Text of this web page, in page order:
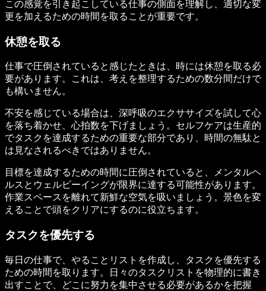
この感覚を引き起こしている仕事の側面を理解し、適切な変
更を加えるための時間を取ることが重要です。
休憩を取る
仕事で圧倒されていると感じたときは、時には休憩を取る必
要があります。これは、考えを整理するための数分間だけで
も構いません。
不安を感じている場合は、深呼吸のエクササイズを試して心
を落ち着かせ、心拍数を下げましょう。セルフケアは生産的
でタスクを達成するための重要な部分であり、時間の無駄と
は見なされるべきではありません。
目標を達成するための時間に圧倒されていると、メンタルヘ
ルスとウェルビーイングが限界に達する可能性があります。
作業スペースを離れて新鮮な空気を吸いましょう。景色を変
えることで頭をクリアにするのに役立ちます。
タスクを優先する
毎日の仕事で、やることリストを作成し、タスクを優先する
ための時間を取ります。日々のタスクリストを物理的に書き
出すことで、どこに努力を集中させる必要があるかを把握